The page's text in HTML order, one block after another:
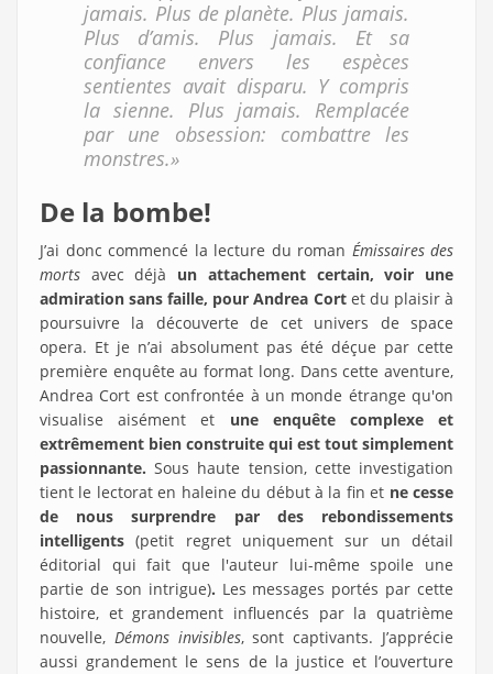
jamais. Plus de planète. Plus jamais.
Plus d’amis. Plus jamais. Et sa
confiance envers les espèces
sentientes avait disparu. Y compris
la sienne. Plus jamais. Remplacée
par une obsession: combattre les
monstres.»
De la bombe!
J’ai donc commencé la lecture du roman Émissaires des
morts avec déjà un attachement certain, voir une
admiration sans faille, pour Andrea Cortet du plaisir à
poursuivre la découverte de cet univers de space
opera. Et je n’ai absolument pas été déçue par cette
première enquête au format long. Dans cette aventure,
Andrea Cort est confrontée à un monde étrange qu'on
visualise aisément et une enquête complexe et
extrêmement bien construite qui est tout simplement
passionnante. Sous haute tension, cette investigation
tient le lectorat en haleine du début à la fin et ne cesse
de nous surprendre par des rebondissements
intelligents(petit regret uniquement sur un détail
éditorial qui fait que l'auteur lui-même spoile une
partie de son intrigue). Les messages portés par cette
histoire, et grandement influencés par la quatrième
nouvelle, Démons invisibles, sont captivants. J’apprécie
aussi grandement le sens de la justice et l’ouverture